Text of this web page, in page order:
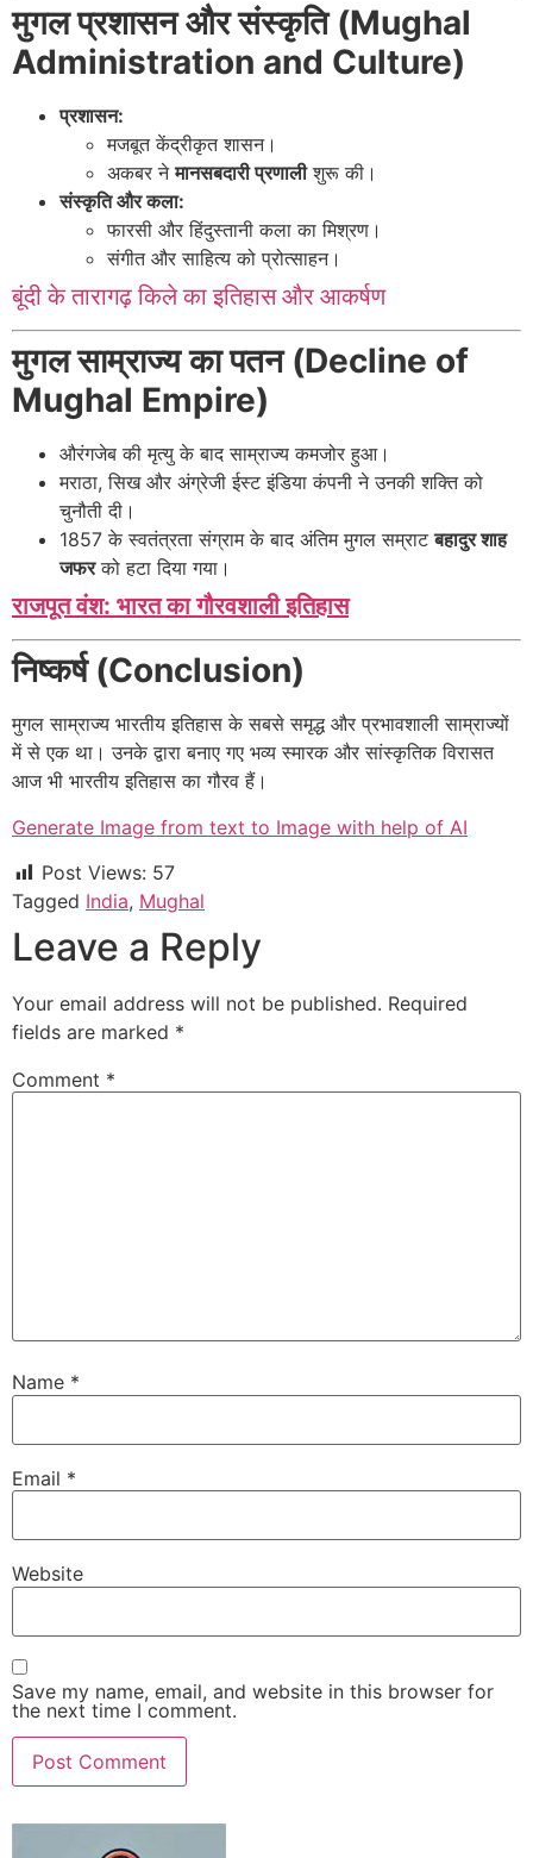
मुगल प्रशासन और संस्कृति (Mughal
Administration and Culture)
प्रशासन:
मजबूत केंद्रीकृत शासन।
अकबर नेमानसबदारी प्रणालीशुरू की।
संस्कृति और कला:
फारसी और हिंदुस्तानी कला का मिश्रण।
संगीत और साहित्य को प्रोत्साहन।
बूंदी के तारागढ़ किले का इतिहास और आकर्षण
मुगल साम्राज्य का पतन (Decline of
Mughal Empire)
औरंगजेब की मृत्यु के बाद साम्राज्य कमजोर हुआ।
मराठा, सिख और अंग्रेजी ईस्ट इंडिया कंपनी ने उनकी शक्ति को
चुनौती दी।
1857 के स्वतंत्रता संग्राम के बाद अंतिम मुगल सम्राटबहादुर शाह
जफरको हटा दिया गया।
राजपूत वंश: भारत का गौरवशाली इतिहास
निष्कर्ष (Conclusion)
मुगल साम्राज्य भारतीय इतिहास के सबसे समृद्ध और प्रभावशाली साम्राज्यों
में से एक था। उनके द्वारा बनाए गए भव्य स्मारक और सांस्कृतिक विरासत
आज भी भारतीय इतिहास का गौरव हैं।
Generate Image from text to Image with help of AI
Post Views: 57
Tagged India, Mughal
Leave a Reply
Your email address will not be published. Required
fields are marked *
Comment *
Name *
Email *
Website
Save my name, email, and website in this browser for
the next time I comment.